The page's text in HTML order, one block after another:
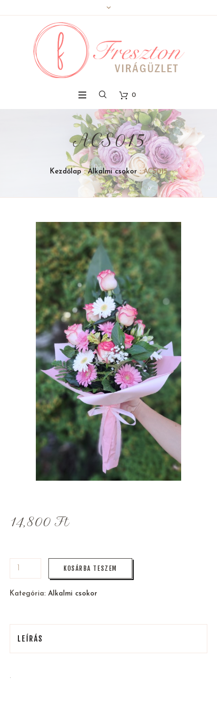
0
ACS015
Kezdőlap :Alkalmi csokor: ACS015
14,800 Ft
KOSÁRBA TESZEM
Kategória: Alkalmi csokor
LEÍRÁS
.